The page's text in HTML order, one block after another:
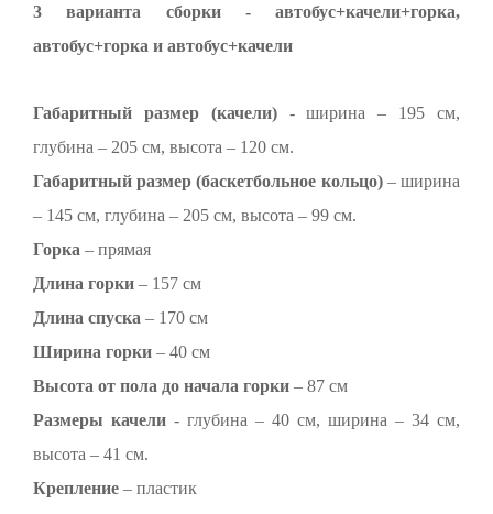
3 варианта сборки - автобус+качели+горка,
автобус+горка и автобус+качели
Габаритный размер (качели)- ширина – 195 см,
глубина – 205 см, высота – 120 см.
Габаритный размер (баскетбольное кольцо) – ширина
– 145 см, глубина – 205 см, высота – 99 см.
Горка – прямая
Длина горки – 157 см
Длина спуска – 170 см
Ширина горки – 40 см
Высота от пола до начала горки – 87 см
Размеры качели - глубина – 40 см, ширина – 34 см,
высота – 41 см.
Крепление – пластик